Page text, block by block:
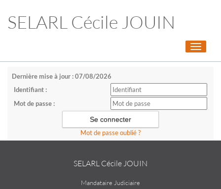
SELARL Cécile JOUIN
Toggle
Dernière mise à jour : 07/08/2026
Identifiant :
Mot de passe :
Mot de passe oublié ?
SELARL Cécile JOUIN
Mandataire Judiciaire